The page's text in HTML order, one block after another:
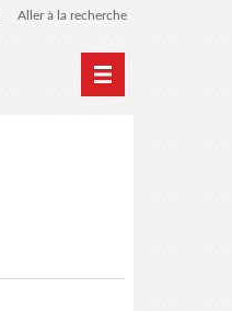
Aller à la recherche